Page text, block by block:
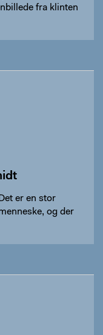
fra klinten
er en stor
og der